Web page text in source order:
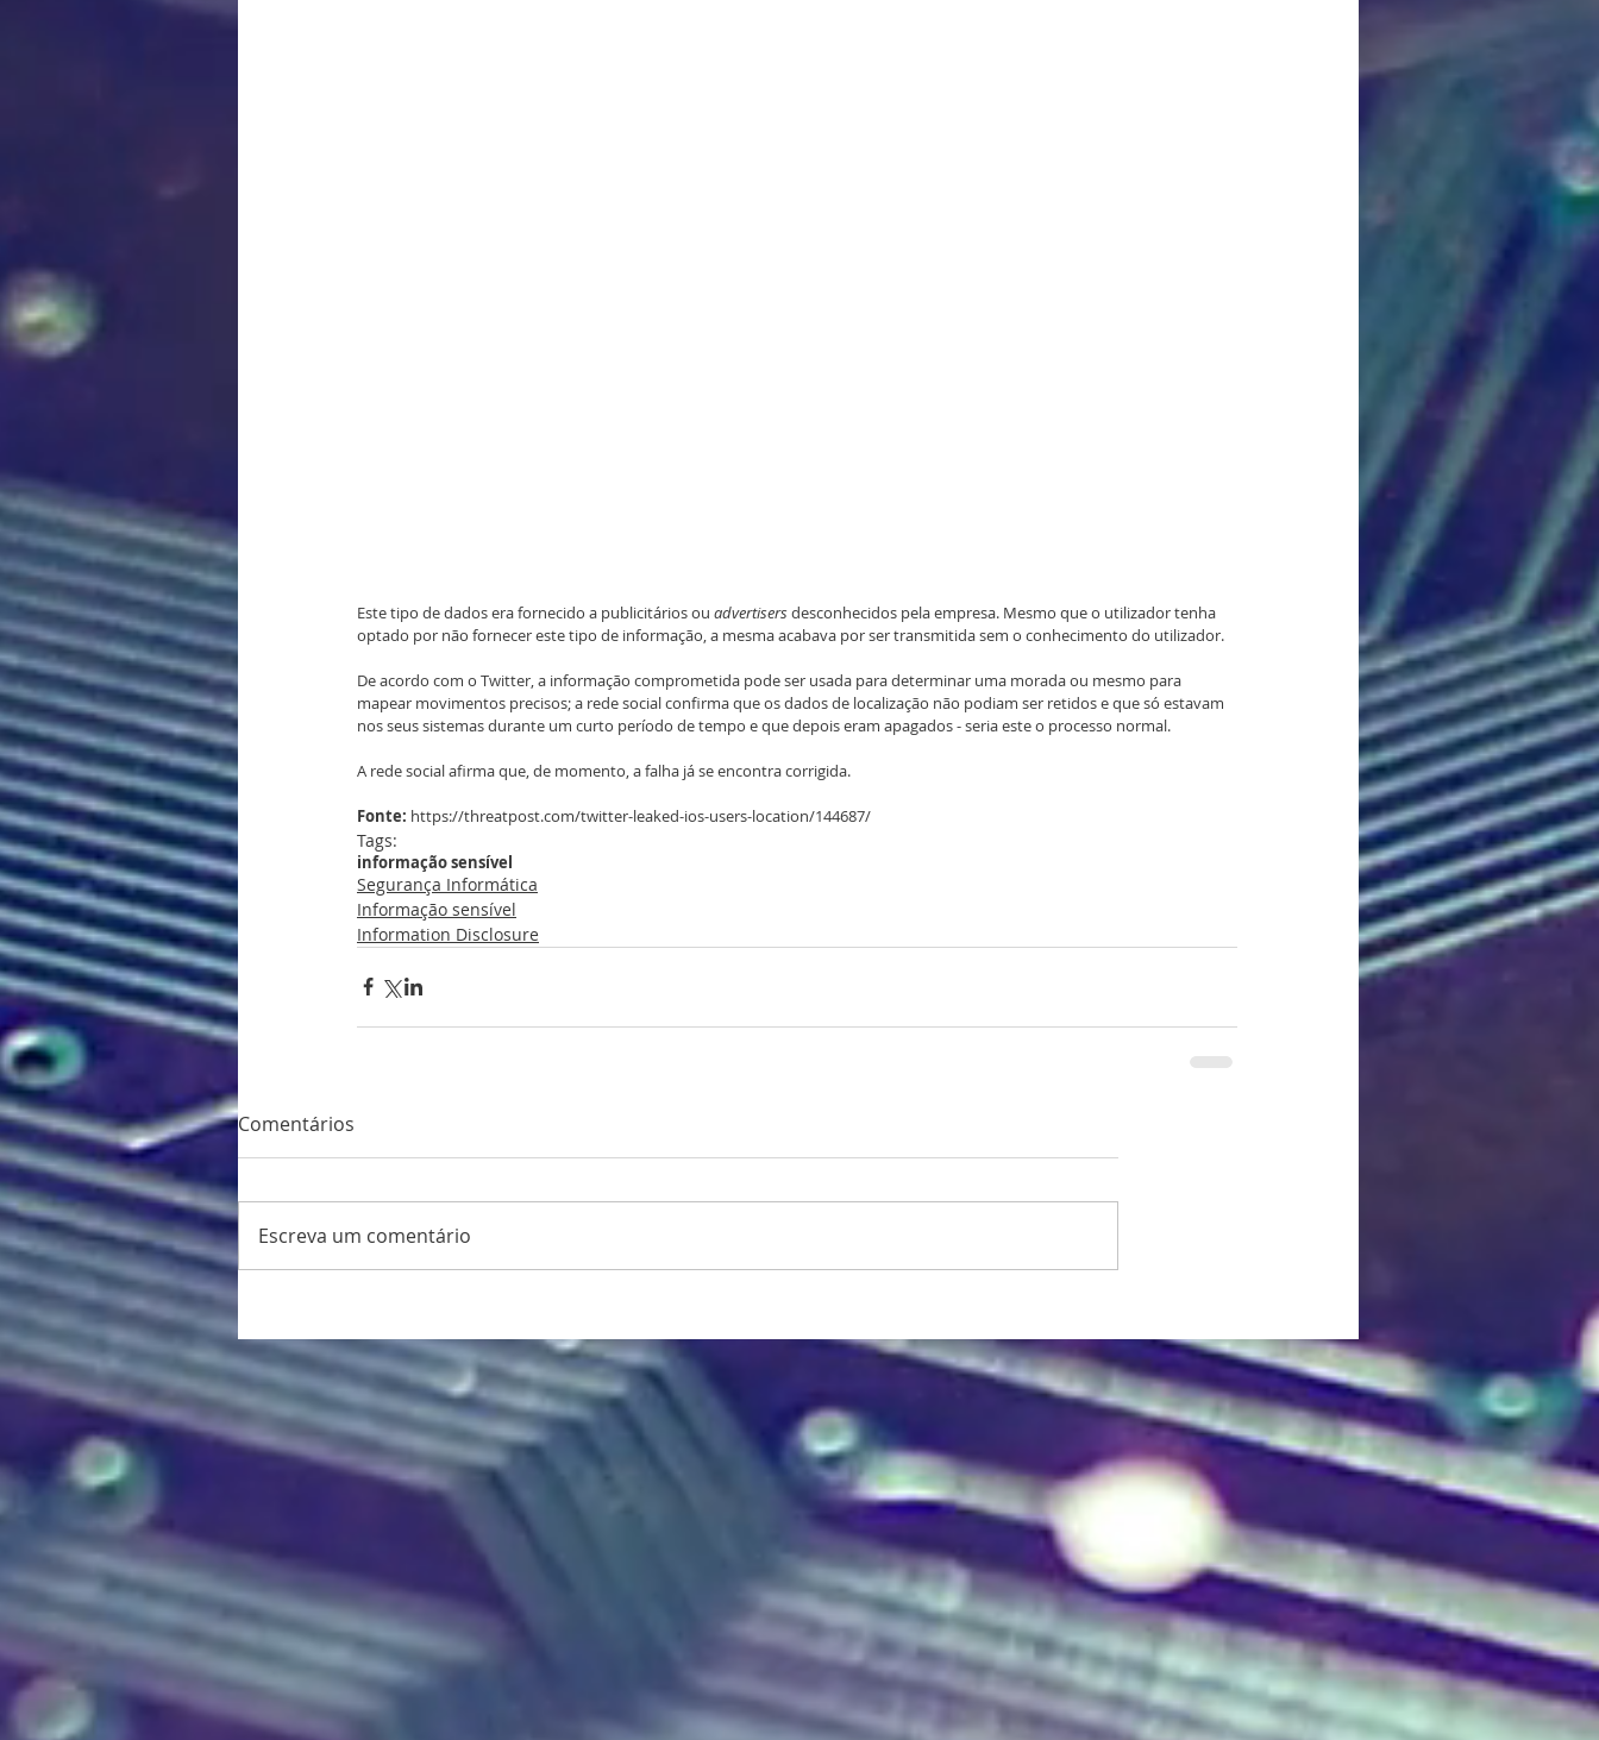
Este tipo de dados era fornecido a publicitários ou advertisers desconhecidos pela empresa. Mesmo que o utilizador tenha
optado por não fornecer este tipo de informação, a mesma acabava por ser transmitida sem o conhecimento do utilizador.
De acordo com o Twitter, a informação comprometida pode ser usada para determinar uma morada ou mesmo para
mapear movimentos precisos; a rede social confirma que os dados de localização não podiam ser retidos e que só estavam
nos seus sistemas durante um curto período de tempo e que depois eram apagados - seria este o processo normal.
A rede social afirma que, de momento, a falha já se encontra corrigida.
Fonte: https://threatpost.com/twitter-leaked-ios-users-location/144687/
Tags:
informação sensível
Segurança Informática
Informação sensível
Information Disclosure
Comentários
Escreva um comentário